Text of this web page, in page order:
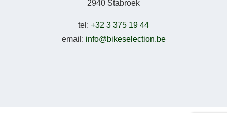
2940 Stabroek
tel: +32 3 375 19 44
email: info@bikeselection.be